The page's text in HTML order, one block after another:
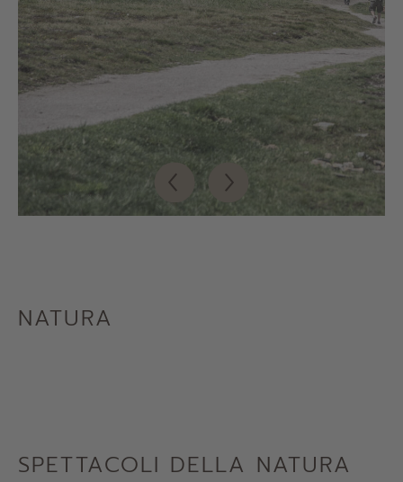
NATURA
SPETTACOLI DELLA NATURA